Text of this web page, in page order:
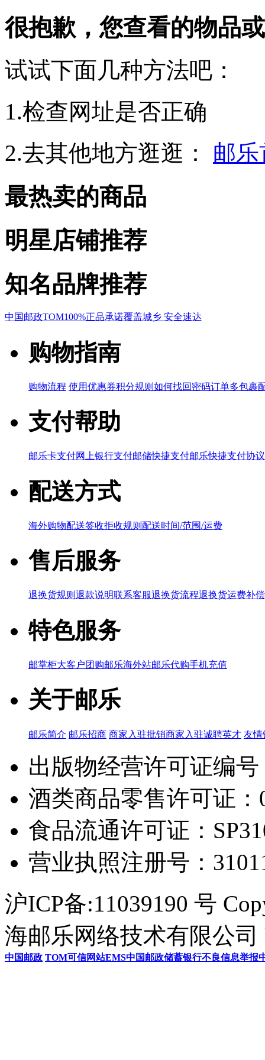
很抱歉，您查看的物品
试试下面几种方法吧：
1.检查网址是否正确
2.去其他地方逛逛：
邮
最热卖的商品
明星店铺推荐
知名品牌推荐
中国邮政TOM100%正品承诺覆盖城乡 安全速达
购物指南
购物流程 使用优惠券积分规则 如何找回密码订单多包裹
支付帮助
邮乐卡支付网上银行支付邮储快捷支付邮乐快捷支付协议
配送方式
海外购物配送签收拒收规则 配送时间/范围/运费
售后服务
退换货规则 退款说明联系客服退换货流程退换货运费补
特色服务
邮掌柜大客户团购邮乐海外站邮乐代购手机充值
关于邮乐
邮乐简介 邮乐招商 商家入驻批销商家入驻诚聘英才 友情
出版物经营许可证编
酒类商品零售许可证：
食品流通许可证：
营业执照注册号：
沪ICP备:11039190 号
海邮乐网络技术有限公司
中国邮政 TOM可信网站EMS中国邮政储蓄银行不良信息举报